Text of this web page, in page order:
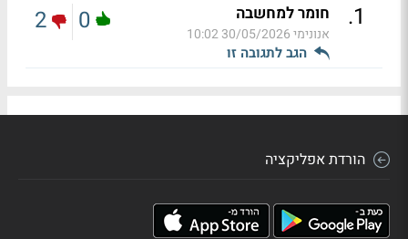
1
. חומר למחשבה
אנונימי30/05/2026 10:02
הגב לתגובה זו
0
2
הורדת אפליקציה